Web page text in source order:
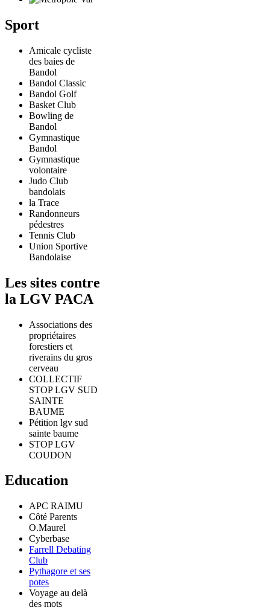
Sport
Amicale cycliste
des baies de
Bandol
Bandol Classic
Bandol Golf
Basket Club
Bowling de
Bandol
Gymnastique
Bandol
Gymnastique
volontaire
Judo Club
bandolais
la Trace
Randonneurs
pédestres
Tennis Club
Union Sportive
Bandolaise
Les sites contre
la LGV PACA
Associations des
propriétaires
forestiers et
riverains du gros
cerveau
COLLECTIF
STOP LGV SUD
SAINTE
BAUME
Pétition lgv sud
sainte baume
STOP LGV
COUDON
Education
APC RAIMU
Côté Parents
O.Maurel
Cyberbase
Farrell Debating
Club
Pythagore et ses
potes
Voyage au delà
des mots